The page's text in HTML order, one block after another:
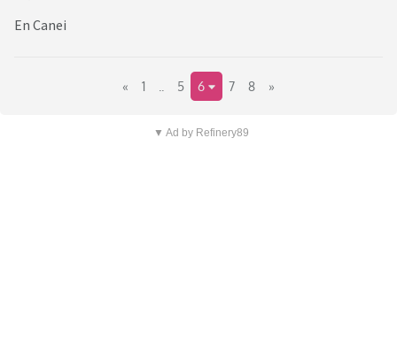
En Canei
« 1 5 6 7 8 »
▼ Ad by Refinery89